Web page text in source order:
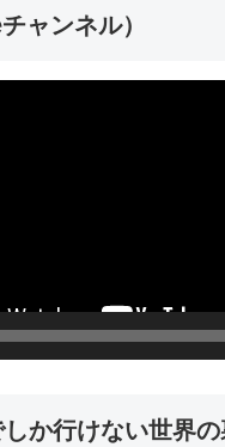
ャンネル）
しか行けない世界